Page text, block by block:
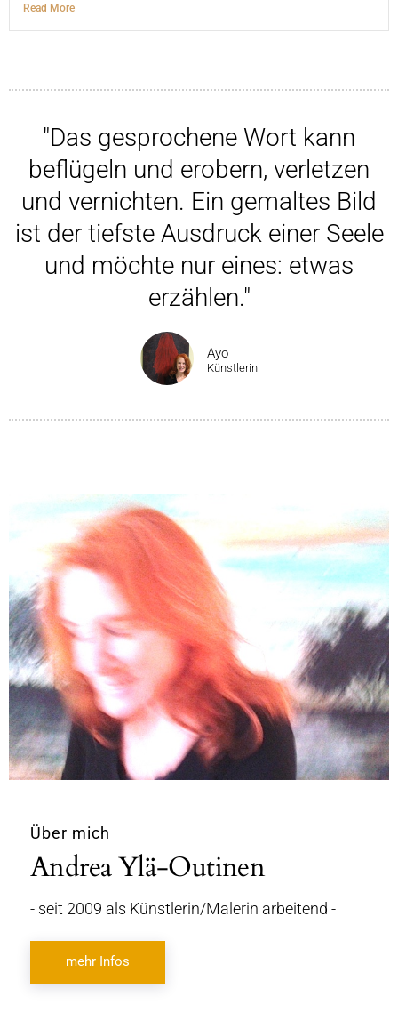
Read More
"Das gesprochene Wort kann
beflügeln und erobern, verletzen
und vernichten. Ein gemaltes Bild
ist der tiefste Ausdruck einer Seele
und möchte nur eines: etwas
erzählen."
Ayo
Künstlerin
Über mich
Andrea Ylä-Outinen
- seit 2009 als Künstlerin/Malerin arbeitend -
mehr Infos